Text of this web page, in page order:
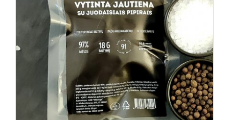
Į KREPŠELĮ